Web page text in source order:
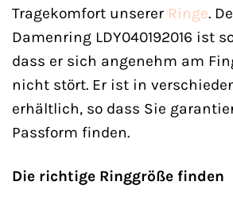
Tragekomfort unserer Ringe.
Damenring LDY040192016 ist
dass er sich angenehm am
nicht stört. Er ist in
erhältlich, so dass Sie
Passform finden.
Die richtige Ringgröße finden